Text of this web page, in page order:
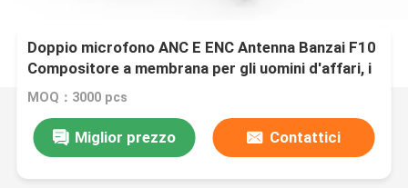
Doppio microfono ANC E ENC Antenna Banzai F10
Compositore a membrana per gli uomini d'affari, i
pendolari, gli amanti della musica
MOQ：3000 pcs
Miglior prezzo Contattici